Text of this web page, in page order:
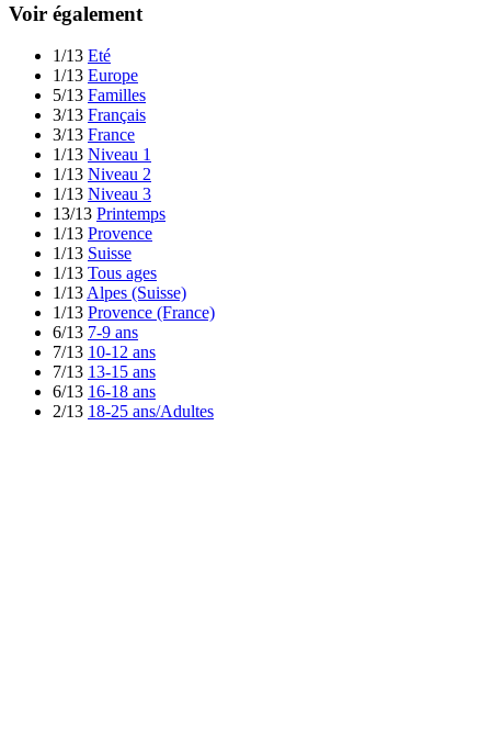
Voir également
1/13 Eté
1/13 Europe
5/13 Familles
3/13 Français
3/13 France
1/13 Niveau 1
1/13 Niveau 2
1/13 Niveau 3
13/13 Printemps
1/13 Provence
1/13 Suisse
1/13 Tous ages
1/13 Alpes (Suisse)
1/13 Provence (France)
6/13 7-9 ans
7/13 10-12 ans
7/13 13-15 ans
6/13 16-18 ans
2/13 18-25 ans/Adultes